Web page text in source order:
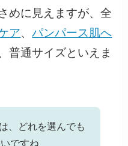
めに見えますが、全
ア、パンパース肌へ
普通サイズといえま
、どれを選んでも
ですね